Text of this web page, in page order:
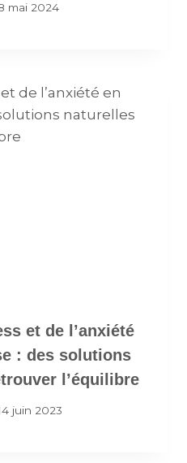
mai 2024
et de l’anxiété
: des solutions
l’équilibre
juin 2023